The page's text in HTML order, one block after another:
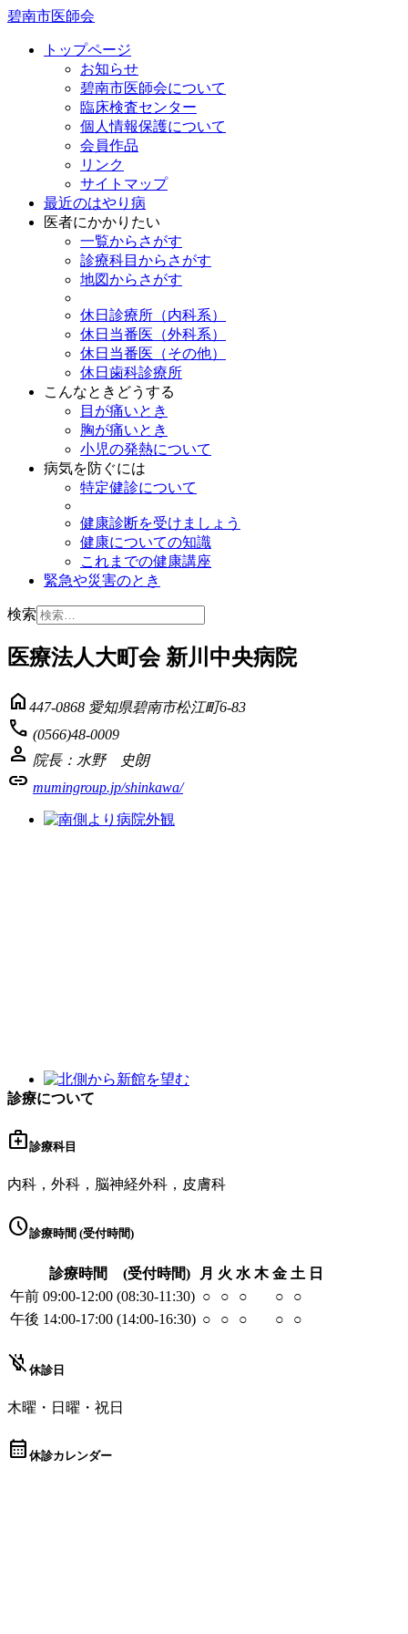
碧南市医師会
トップページ
お知らせ
碧南市医師会について
臨床検査センター
個人情報保護について
会員作品
リンク
サイトマップ
最近のはやり病
医者にかかりたい
一覧からさがす
診療科目からさがす
地図からさがす
休日診療所（内科系）
休日当番医（外科系）
休日当番医（その他）
休日歯科診療所
こんなときどうする
目が痛いとき
胸が痛いとき
小児の発熱について
病気を防ぐには
特定健診について
健康診断を受けましょう
健康についての知識
これまでの健康講座
緊急や災害のとき
検索
医療法人大町会 新川中央病院
home 447-0868 愛知県碧南市松江町6-83
phone (0566)48-0009
person 院長：水野 史朗
link mumingroup.jp/shinkawa/
診療について
medical_services診療科目
内科，外科，脳神経外科，皮膚科
schedule診療時間 (受付時間)
診療時間 (受付時間) 月 火 水 木 金 土 日
午前 09:00-12:00 (08:30-11:30) ○ ○ ○ ○
○
午後 14:00-17:00 (14:00-16:30) ○ ○ ○ ○ ○
power_off 休診日
木曜・日曜・祝日
calendar_month 休診カレンダー